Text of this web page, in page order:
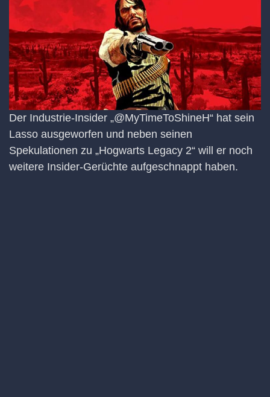
Der Industrie-Insider „@MyTimeToShineH“ hat sein
Lasso ausgeworfen und neben seinen
Spekulationen zu „Hogwarts Legacy 2“ will er noch
weitere Insider-Gerüchte aufgeschnappt haben.